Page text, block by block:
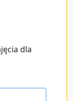
dla